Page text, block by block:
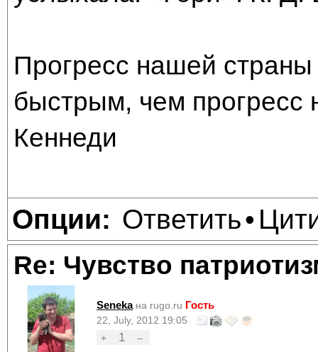
Прогресс нашей
быстрым, чем прогресс
Кеннеди
Опции: Ответить•
Re: Чувство
Seneka на rugo.ru Гость
22, July, 2012 19:05
+
1 –